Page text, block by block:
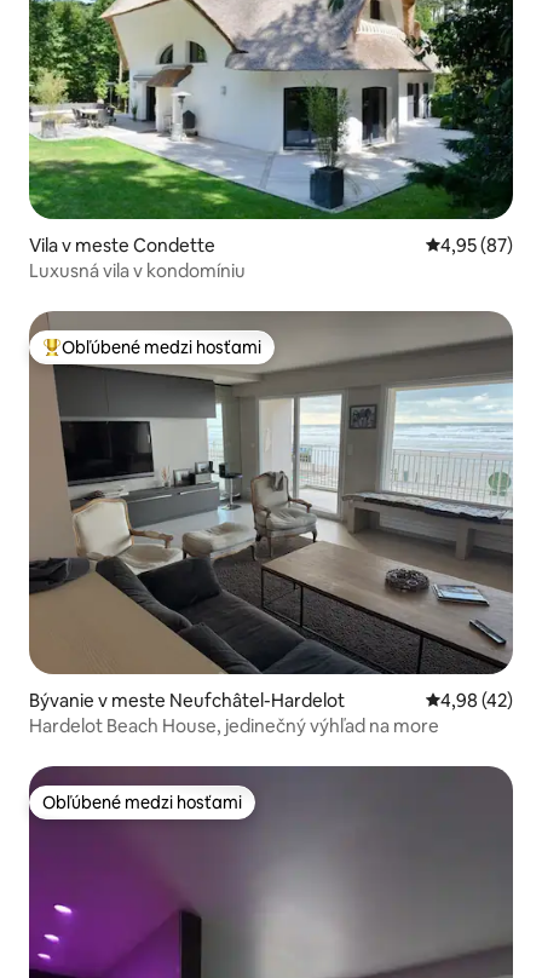
Vila v meste Condette Priemerné
4,95 (87)
Luxusná vila v kondomíniu
Najobľúbenejšie medzi hosťami
Obľúbené medzi hosťami
Bývanie v meste Neufchâtel-Hardelot Priemerné
4,98 (42)
Hardelot Beach House, jedinečný výhľad na more
Obľúbené medzi hosťami
Obľúbené medzi hosťami